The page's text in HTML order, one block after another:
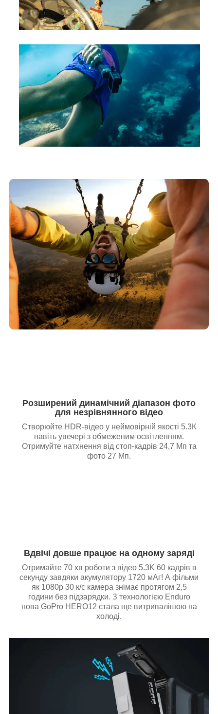
Розширений динамічний діапазон фото
для незрівнянного відео
Створюйте HDR-відео у неймовірній якості 5.3К
навіть увечері з обмеженим освітленням.
Отримуйте натхнення від стоп-кадрів 24,7 Мп та
фото 27 Мп.
Вдвічі довше працює на одному заряді
Отримайте 70 хв роботи з відео 5.3K 60 кадрів в
секунду завдяки акумулятору 1720 мАг! А фільми
як 1080р 30 к/с камера знімає протягом 2,5
години без підзарядки. З технологією Enduro
нова GoPro HERO12 стала ще витривалішою на
холоді.